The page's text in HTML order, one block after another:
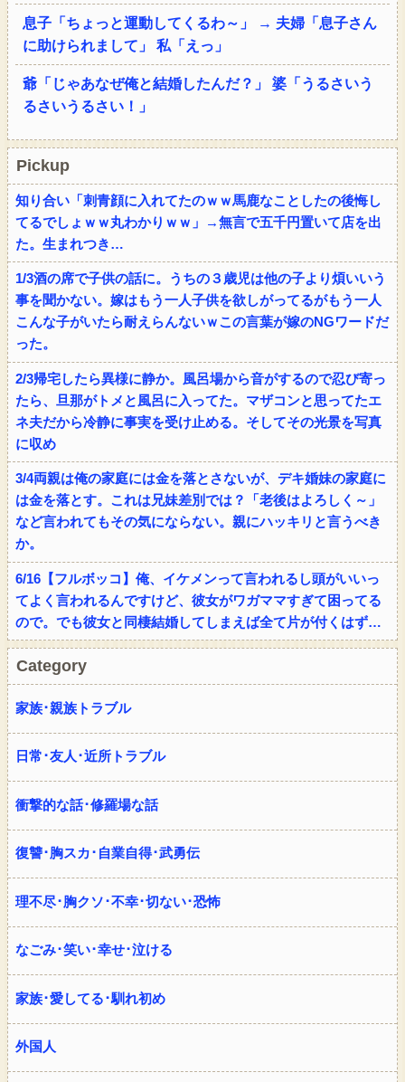
息子「ちょっと運動してくるわ～」 → 夫婦「息子さん
に助けられまして」 私「えっ」
爺「じゃあなぜ俺と結婚したんだ？」 婆「うるさいう
るさいうるさい！」
Pickup
知り合い「刺青顔に入れてたのｗｗ馬鹿なことしたの後悔し
てるでしょｗｗ丸わかりｗｗ」→無言で五千円置いて店を出
た。生まれつき…
1/3酒の席で子供の話に。うちの３歳児は他の子より煩いいう
事を聞かない。嫁はもう一人子供を欲しがってるがもう一人
こんな子がいたら耐えらんないｗこの言葉が嫁のNGワードだ
った。
2/3帰宅したら異様に静か。風呂場から音がするので忍び寄っ
たら、旦那がトメと風呂に入ってた。マザコンと思ってたエ
ネ夫だから冷静に事実を受け止める。そしてその光景を写真
に収め
3/4両親は俺の家庭には金を落とさないが、デキ婚妹の家庭に
は金を落とす。これは兄妹差別では？「老後はよろしく～」
など言われてもその気にならない。親にハッキリと言うべき
か。
6/16【フルボッコ】俺、イケメンって言われるし頭がいいっ
てよく言われるんですけど、彼女がワガママすぎて困ってる
ので。でも彼女と同棲結婚してしまえば全て片が付くはず…
Category
家族･親族トラブル
日常･友人･近所トラブル
衝撃的な話･修羅場な話
復讐･胸スカ･自業自得･武勇伝
理不尽･胸クソ･不幸･切ない･恐怖
なごみ･笑い･幸せ･泣ける
家族･愛してる･馴れ初め
外国人